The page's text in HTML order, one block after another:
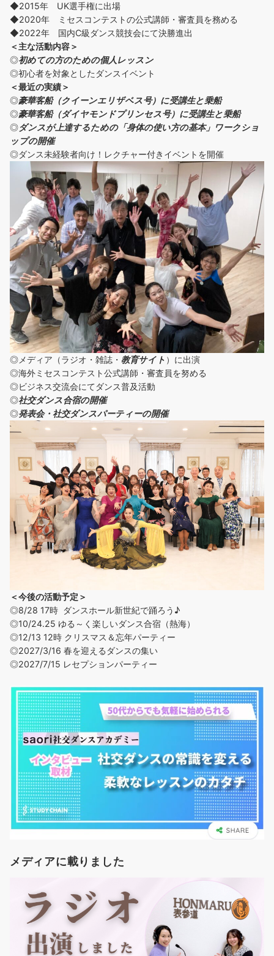
◆2015年 UK選手権に出場
◆2020年 ミセスコンテストの公式講師・審査員を務める
◆2022年 国内C級ダンス競技会にて決勝進出
＜主な活動内容＞
◎初めての方のための個人レッスン
◎初心者を対象としたダンスイベント
＜最近の実績＞
◎豪華客船（クイーンエリザベス号）に受講生と乗船
◎豪華客船（ダイヤモンドプリンセス号）に受講生と乗船
◎ダンスが上達するための「身体の使い方の基本」ワークショ
ップの開催
◎ダンス未経験者向け！レクチャー付きイベントを開催
◎メディア（ラジオ・雑誌・ 教育サイト ）に出演
◎海外ミセスコンテスト公式講師・審査員を努める
◎ビジネス交流会にてダンス普及活動
◎社交ダンス合宿の開催
◎発表会・社交ダンスパーティーの開催
＜今後の活動予定＞
◎8/28 17時 ダンスホール新世紀で踊ろう♪
◎10/24.25 ゆる～く楽しいダンス合宿（熱海）
◎12/13 12時 クリスマス＆忘年パーティー
◎2027/3/16 春を迎えるダンスの集い
◎2027/7/15 レセプションパーティー
メディアに載りました